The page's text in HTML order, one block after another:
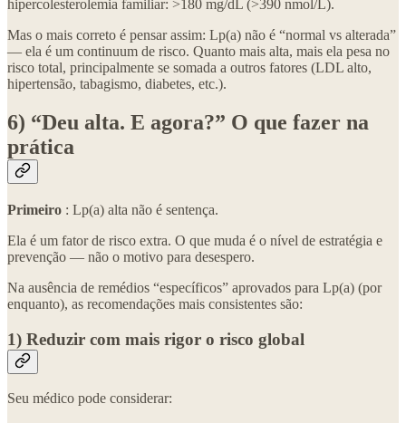
hipercolesterolemia familiar: >180 mg/dL (>390 nmol/L).
Mas o mais correto é pensar assim: Lp(a) não é “normal vs alterada”
— ela é um continuum de risco. Quanto mais alta, mais ela pesa no
risco total, principalmente se somada a outros fatores (LDL alto,
hipertensão, tabagismo, diabetes, etc.).
6) “Deu alta. E agora?” O que fazer na
prática
Primeiro : Lp(a) alta não é sentença.
Ela é um fator de risco extra. O que muda é o nível de estratégia e
prevenção — não o motivo para desespero.
Na ausência de remédios “específicos” aprovados para Lp(a) (por
enquanto), as recomendações mais consistentes são:
1) Reduzir com mais rigor o risco global
Seu médico pode considerar: